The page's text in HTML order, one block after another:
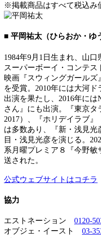
※掲載商品はすべて税込み
■ 平岡祐太（ひらおか・ゆ
1984年9月1日生まれ、山口
スーパーボーイ・コンテス
映画『スウィングガール
を受賞。2010年には大河
出演を果たし、2016年に
さん』にも出演。『東京タ
2017）、『ホリデイラブ
は多数あり、『新・浅見光
目・浅見光彦を演じる。
系月曜プレミア８『今野
送された。
公式ウェブサイトはコチラ
協力
エストネーション 0120-
オブジェ・イースト 03-